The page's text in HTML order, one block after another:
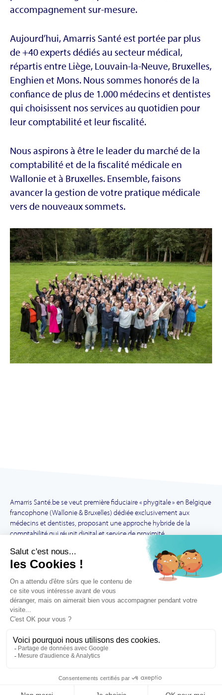
accompagnement sur-mesure.
Aujourd’hui, Amarris Santé est portée par plus
de +40 experts dédiés au secteur médical,
répartis entre Liège, Louvain-la-Neuve, Bruxelles,
Enghien et Mons. Nous sommes honorés de la
confiance de plus de 1.000 médecins et dentistes
qui choisissent nos services au quotidien pour
leur comptabilité et leur fiscalité.
Nous aspirons à être le leader du marché de la
comptabilité et de la fiscalité médicale en
Wallonie et à Bruxelles. Ensemble, faisons
avancer la gestion de votre pratique médicale
vers de nouveaux sommets.
Amarris Santé.be se veut première fiduciaire « phygitale » en Belgique
francophone (Wallonie & Bruxelles) dédiée exclusivement aux
médecins et dentistes, proposant une approche hybride de la
comptabilité qui réunit digital et service de proximité.
Mentions légales
Mécanisé avec soin par Le Petit Garage